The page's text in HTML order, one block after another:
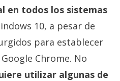
en todos los sistemas
10, a pesar de
para establecer
Chrome. No
utilizar algunas de